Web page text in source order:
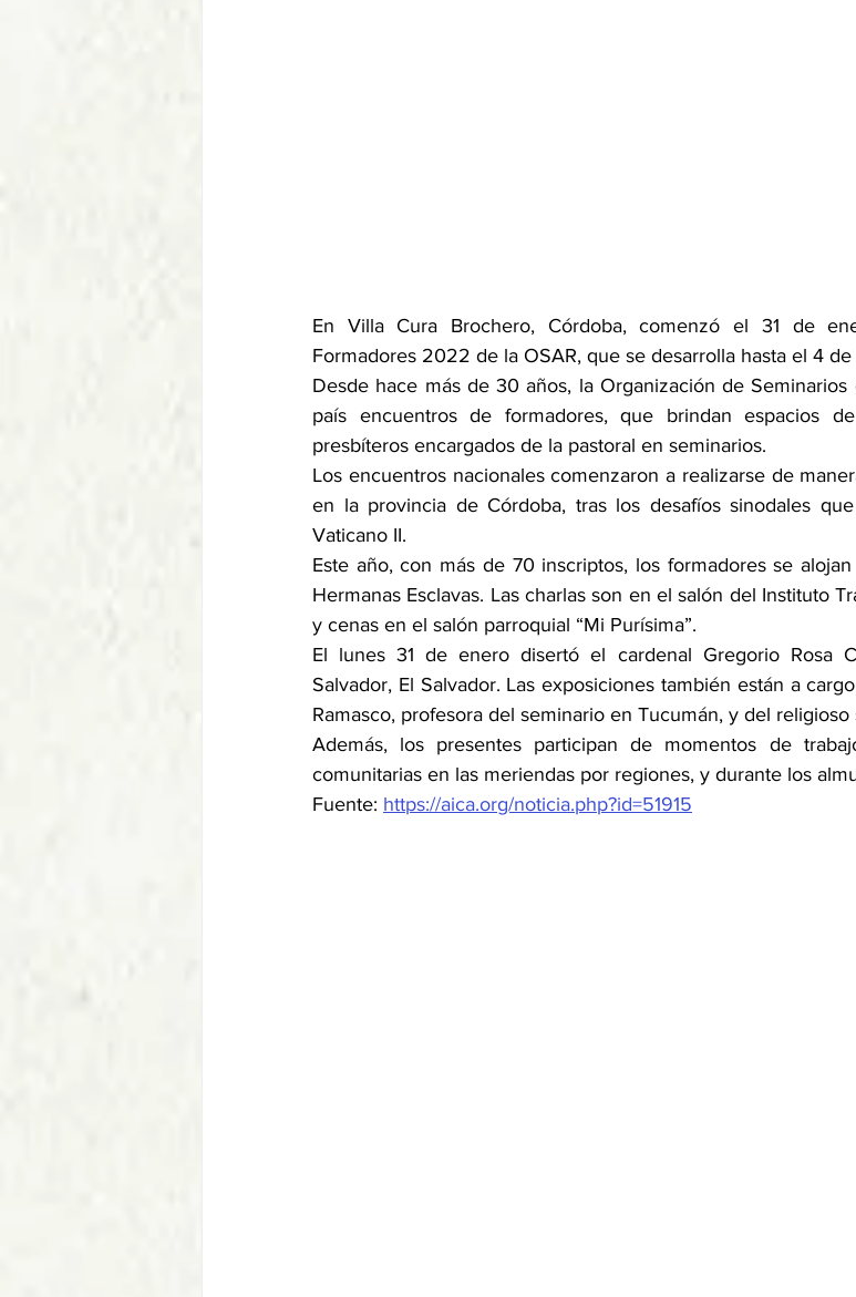
En Villa Cura Brochero, Córdoba, comenzó el 31 de
Formadores 2022 de la OSAR, que se desarrolla hasta el 4
Desde hace más de 30 años, la Organización de
país encuentros de formadores, que brindan espacios
presbíteros encargados de la pastoral en seminarios.
Los encuentros nacionales comenzaron a realizarse de
en la provincia de Córdoba, tras los desafíos sinodales
Vaticano II.
Este año, con más de 70 inscriptos, los formadores se
Hermanas Esclavas. Las charlas son en el salón del Instituto
y cenas en el salón parroquial “Mi Purísima”.
El lunes 31 de enero disertó el cardenal Gregorio Rosa
Salvador, El Salvador. Las exposiciones también están a
Ramasco, profesora del seminario en Tucumán, y del
Además, los presentes participan de momentos de
comunitarias en las meriendas por regiones, y durante los
Fuente: https://aica.org/noticia.php?id=51915